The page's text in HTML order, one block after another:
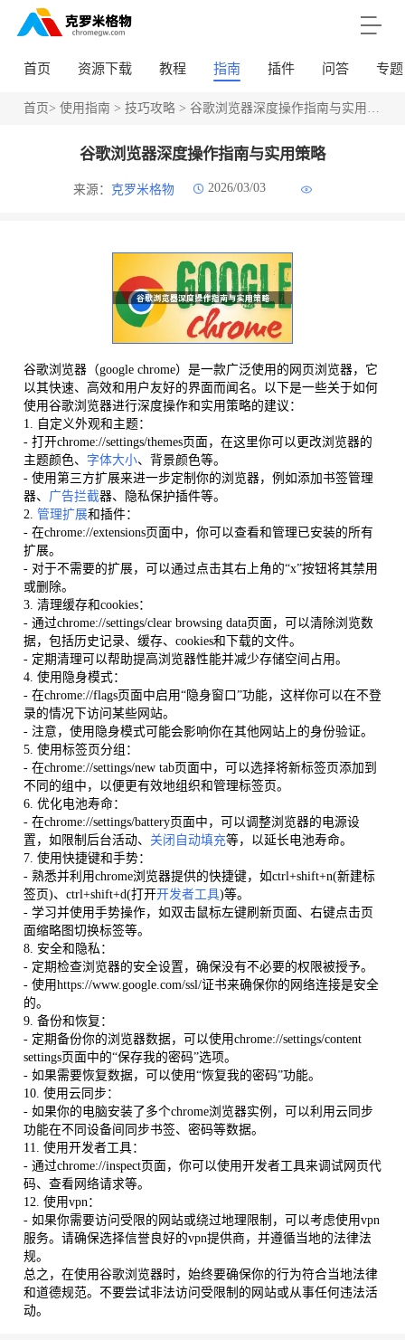
首页 资源下载 教程 指南 插件 问答 专题
首页> 使用指南 > 技巧攻略> 谷歌浏览器深度操作指南与实用策略
谷歌浏览器深度操作指南与实用策略
来源： 克罗米格物 2026/03/03
谷歌浏览器（google chrome）是一款广泛使用的网页浏览器，它
以其快速、高效和用户友好的界面而闻名。以下是一些关于如何
使用谷歌浏览器进行深度操作和实用策略的建议：
1. 自定义外观和主题：
- 打开chrome://settings/themes页面，在这里你可以更改浏览器的
主题颜色、 字体大小、背景颜色等。
- 使用第三方扩展来进一步定制你的浏览器，例如添加书签管理
器、 广告拦截器、隐私保护插件等。
2. 管理扩展和插件：
- 在chrome://extensions页面中，你可以查看和管理已安装的所有
扩展。
- 对于不需要的扩展，可以通过点击其右上角的“x”按钮将其禁用
或删除。
3. 清理缓存和cookies：
- 通过chrome://settings/clear browsing data页面，可以清除浏览数
据，包括历史记录、缓存、cookies和下载的文件。
- 定期清理可以帮助提高浏览器性能并减少存储空间占用。
4. 使用隐身模式：
- 在chrome://flags页面中启用“隐身窗口”功能，这样你可以在不登
录的情况下访问某些网站。
- 注意，使用隐身模式可能会影响你在其他网站上的身份验证。
5. 使用标签页分组：
- 在chrome://settings/new tab页面中，可以选择将新标签页添加到
不同的组中，以便更有效地组织和管理标签页。
6. 优化电池寿命：
- 在chrome://settings/battery页面中，可以调整浏览器的电源设
置，如限制后台活动、 关闭自动填充等，以延长电池寿命。
7. 使用快捷键和手势：
- 熟悉并利用chrome浏览器提供的快捷键，如ctrl+shift+n(新建标
签页)、ctrl+shift+d(打开开发者工具)等。
- 学习并使用手势操作，如双击鼠标左键刷新页面、右键点击页
面缩略图切换标签等。
8. 安全和隐私：
- 定期检查浏览器的安全设置，确保没有不必要的权限被授予。
- 使用https://www.google.com/ssl/证书来确保你的网络连接是安全
的。
9. 备份和恢复：
- 定期备份你的浏览器数据，可以使用chrome://settings/content
settings页面中的“保存我的密码”选项。
- 如果需要恢复数据，可以使用“恢复我的密码”功能。
10. 使用云同步：
- 如果你的电脑安装了多个chrome浏览器实例，可以利用云同步
功能在不同设备间同步书签、密码等数据。
11. 使用开发者工具：
- 通过chrome://inspect页面，你可以使用开发者工具来调试网页代
码、查看网络请求等。
12. 使用vpn：
- 如果你需要访问受限的网站或绕过地理限制，可以考虑使用vpn
服务。请确保选择信誉良好的vpn提供商，并遵循当地的法律法
规。
总之，在使用谷歌浏览器时，始终要确保你的行为符合当地法律
和道德规范。不要尝试非法访问受限制的网站或从事任何违法活
动。